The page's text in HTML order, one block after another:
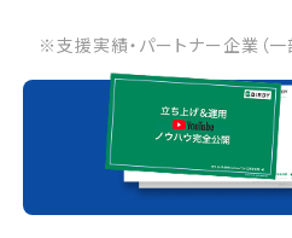
※支援実績・パートナー企業（一